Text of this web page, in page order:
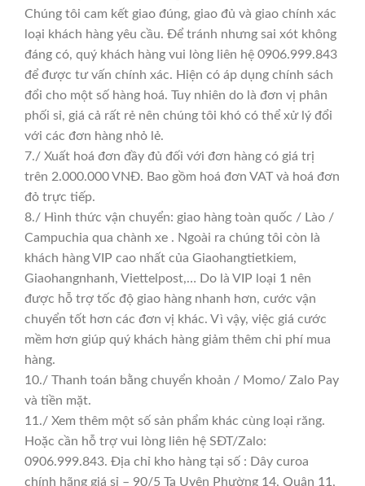
Chúng tôi cam kết giao đúng, giao đủ và giao chính xác
loại khách hàng yêu cầu. Để tránh nhưng sai xót không
đáng có, quý khách hàng vui lòng liên hệ 0906.999.843
để được tư vấn chính xác. Hiện có áp dụng chính sách
đổi cho một số hàng hoá. Tuy nhiên do là đơn vị phân
phối sỉ, giá cả rất rẻ nên chúng tôi khó có thể xử lý đổi
với các đơn hàng nhỏ lẻ.
7./ Xuất hoá đơn đầy đủ đối với đơn hàng có giá trị
trên 2.000.000 VNĐ. Bao gồm hoá đơn VAT và hoá đơn
đỏ trực tiếp.
8./ Hình thức vận chuyển: giao hàng toàn quốc / Lào /
Campuchia qua chành xe . Ngoài ra chúng tôi còn là
khách hàng VIP cao nhất của Giaohangtietkiem,
Giaohangnhanh, Viettelpost,… Do là VIP loại 1 nên
được hỗ trợ tốc độ giao hàng nhanh hơn, cước vận
chuyển tốt hơn các đơn vị khác. Vì vậy, việc giá cước
mềm hơn giúp quý khách hàng giảm thêm chi phí mua
hàng.
10./ Thanh toán bằng chuyển khoản / Momo/ Zalo Pay
và tiền mặt.
11./ Xem thêm một số sản phẩm khác cùng loại răng.
Hoặc cần hỗ trợ vui lòng liên hệ SĐT/Zalo:
0906.999.843. Địa chỉ kho hàng tại số : Dây curoa
chính hãng giá sỉ – 90/5 Tạ Uyên Phường 14, Quận 11,